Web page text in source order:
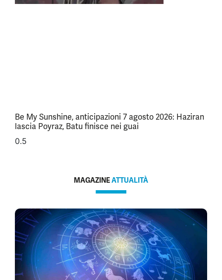
Be My Sunshine, anticipazioni 7 agosto 2026: Haziran
lascia Poyraz, Batu finisce nei guai
MAGAZINEATTUALITÀ